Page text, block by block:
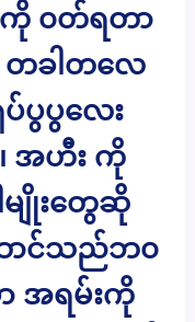
ကို ၀တ်ရတာ
တခါတလေ
ပွပွလေး
အဟီး ကို
မျိုးတွေဆို
ောင်သည်ဘ၀
အရမ်းကို